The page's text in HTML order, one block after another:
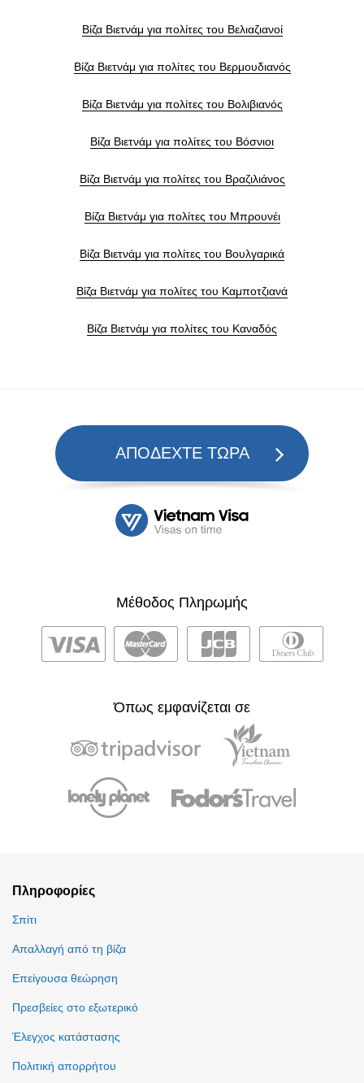
Βίζα Βιετνάμ για πολίτες του Βελιαζιανοί
Βίζα Βιετνάμ για πολίτες του Βερμουδιανός
Βίζα Βιετνάμ για πολίτες του Βολιβιανός
Βίζα Βιετνάμ για πολίτες του Βόσνιοι
Βίζα Βιετνάμ για πολίτες του Βραζιλιάνος
Βίζα Βιετνάμ για πολίτες του Μπρουνέι
Βίζα Βιετνάμ για πολίτες του Βουλγαρικά
Βίζα Βιετνάμ για πολίτες του Καμποτζιανά
Βίζα Βιετνάμ για πολίτες του Καναδός
ΑΠΟΔΕΧΤΕ ΤΩΡΑ
Μέθοδος Πληρωμής
Όπως εμφανίζεται σε
Πληροφορίες
Σπίτι
Απαλλαγή από τη βίζα
Επείγουσα θεώρηση
Πρεσβείες στο εξωτερικό
Έλεγχος κατάστασης
Πολιτική απορρήτου